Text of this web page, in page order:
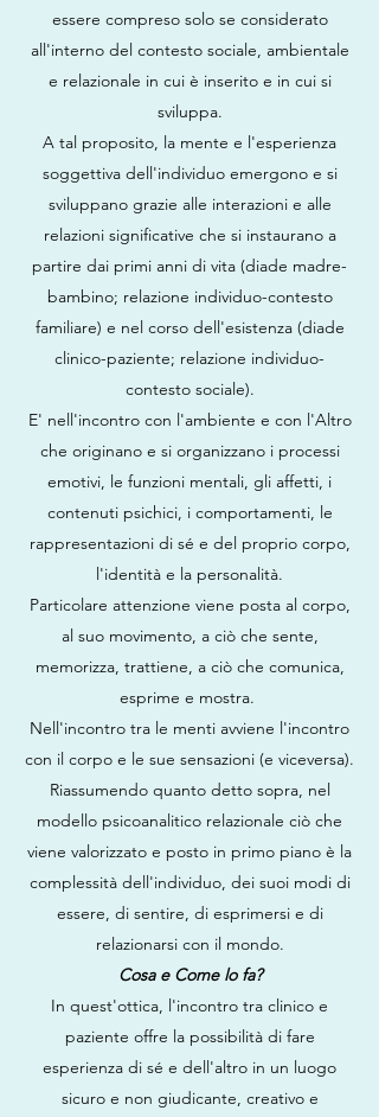
essere compreso solo se considerato
all'interno del contesto sociale, ambientale
e relazionale in cui è inserito e in cui si
sviluppa.
A tal proposito, la mente e l'esperienza
soggettiva dell'individuo emergono e si
sviluppano grazie alle interazioni e alle
relazioni significative che si instaurano a
partire dai primi anni di vita (diade madre-
bambino; relazione individuo-contesto
familiare) e nel corso dell'esistenza (diade
clinico-paziente; relazione individuo-
contesto sociale).
E' nell'incontro con l'ambiente e con l'Altro
che originano e si organizzano i processi
emotivi, le funzioni mentali, gli affetti, i
contenuti psichici, i comportamenti, le
rappresentazioni di sé e del proprio corpo,
l'identità e la personalità.
Particolare attenzione viene posta al corpo,
al suo movimento, a ciò che sente,
memorizza, trattiene, a ciò che comunica,
esprime e mostra.
Nell'incontro tra le menti avviene l'incontro
con il corpo e le sue sensazioni (e viceversa).
Riassumendo quanto detto sopra, nel
modello psicoanalitico relazionale ciò che
viene valorizzato e posto in primo piano è la
complessità dell'individuo, dei suoi modi di
essere, di sentire, di esprimersi e di
relazionarsi con il mondo.
Cosa e Come lo fa?
In quest'ottica, l'incontro tra clinico e
paziente offre la possibilità di fare
esperienza di sé e dell'altro in un luogo
sicuro e non giudicante, creativo e